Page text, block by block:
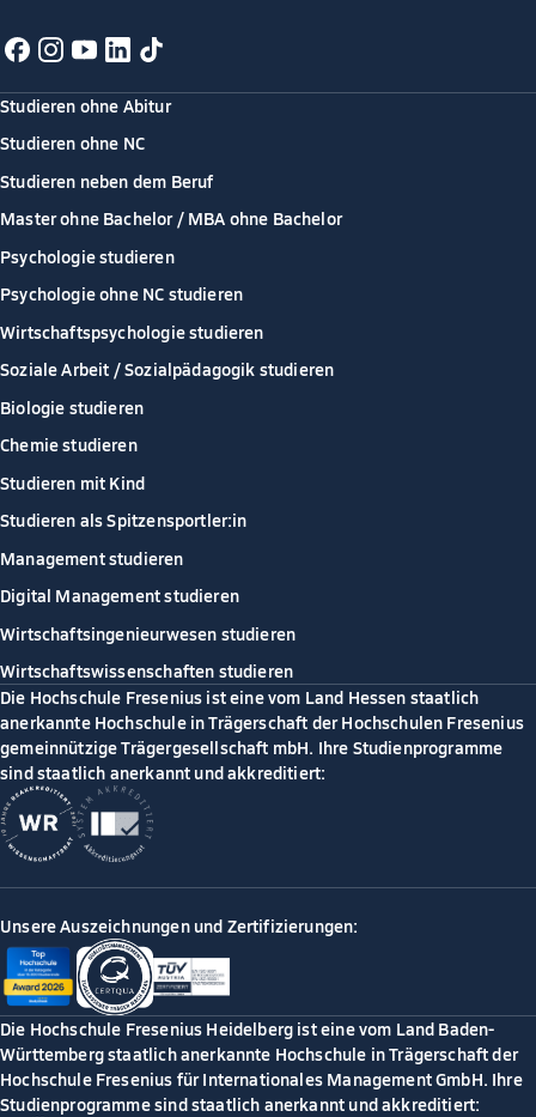
Studieren ohne Abitur
Studieren ohne NC
Studieren neben dem Beruf
Master ohne Bachelor / MBA ohne Bachelor
Psychologie studieren
Psychologie ohne NC studieren
Wirtschaftspsychologie studieren
Soziale Arbeit / Sozialpädagogik studieren
Biologie studieren
Chemie studieren
Studieren mit Kind
Studieren als Spitzensportler:in
Management studieren
Digital Management studieren
Wirtschaftsingenieurwesen studieren
Wirtschaftswissenschaften studieren
Die Hochschule Fresenius ist eine vom Land Hessen staatlich
anerkannte Hochschule in Trägerschaft der Hochschulen Fresenius
gemeinnützige Trägergesellschaft mbH. Ihre Studienprogramme
sind staatlich anerkannt und akkreditiert:
Unsere Auszeichnungen und Zertifizierungen:
Die Hochschule Fresenius Heidelberg ist eine vom Land Baden-
Württemberg staatlich anerkannte Hochschule in Trägerschaft der
Hochschule Fresenius für Internationales Management GmbH. Ihre
Studienprogramme sind staatlich anerkannt und akkreditiert: